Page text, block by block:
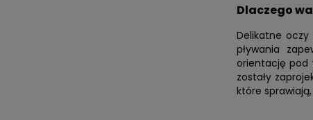
Dlaczego
Delikatne
pływania
orientację pod
zostały
które